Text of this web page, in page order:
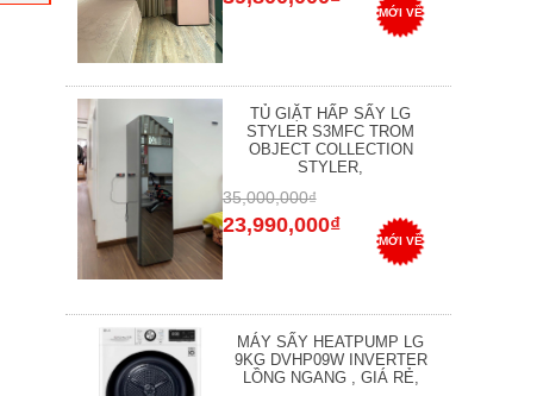
MỚI VỀ
TỦ GIẶT HẤP SẤY LG
STYLER S3MFC TROM
OBJECT COLLECTION
STYLER,
35,000,000₫
23,990,000₫
MỚI VỀ
MÁY SẤY HEATPUMP LG
9KG DVHP09W INVERTER
LỒNG NGANG , GIÁ RẺ,